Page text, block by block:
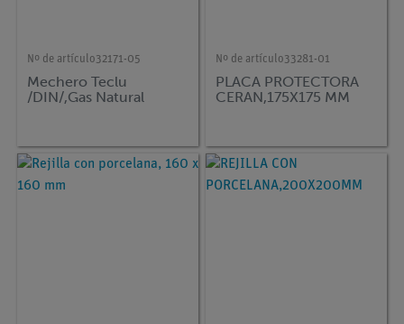
Nº de artículo32171-05
Mechero Teclu
/DIN/,Gas Natural
Nº de artículo33281-01
PLACA PROTECTORA
CERAN,175X175 MM